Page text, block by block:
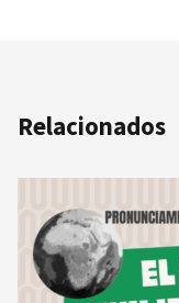
Relacionados